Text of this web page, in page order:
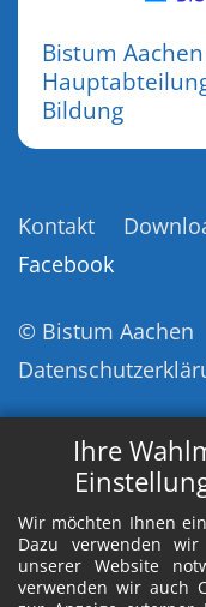
Ihre
Wir möchten Ihnen
Dazu verwenden
unserer Website
verwenden wir auch
Bistum
Bildung
Kontakt
Facebook
© Bistum Aachen